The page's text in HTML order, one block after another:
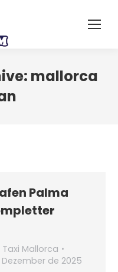
mallorca
Palma
Taxi Mallorca
Dezember de 2025